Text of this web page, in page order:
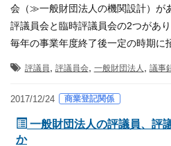
会（≫一般財団法人の機関設計）が
評議員会と臨時評議員会の2つがあ
毎年の事業年度終了後一定の時期
評議員 評議員会, 一般財団法人 議事
2017/12/24 商業登記関係
一般財団法人の評議員、評
か